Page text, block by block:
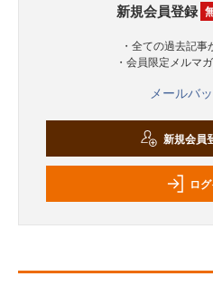
新規会員登録
・全ての過去記
・会員限定メルマ
メールバ
新規会員
ロ